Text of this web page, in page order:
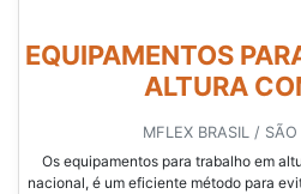
EQUIPAMENTOS
ALTURA
MFLEX BRASIL /
Os equipamentos para trabalho em
nacional, é um eficiente método para